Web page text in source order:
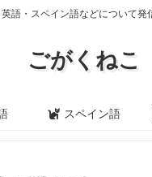
語・スペイン語などについて発
ごがくねこ
スペイン語